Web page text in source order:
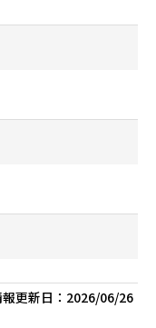
更新日： 2026/06/26